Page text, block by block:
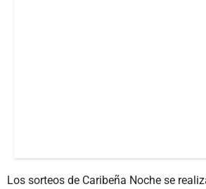
Los sorteos de Caribeña Noche se